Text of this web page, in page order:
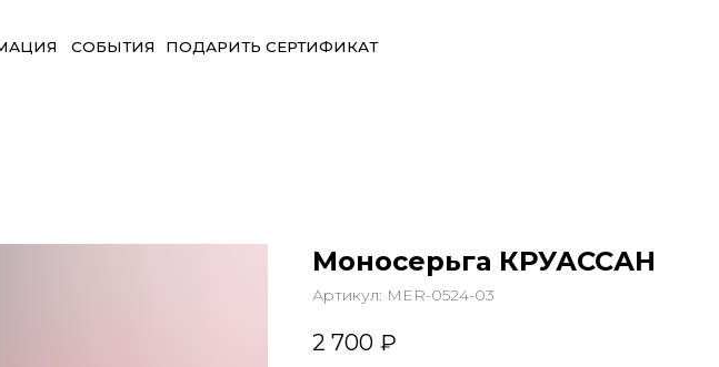
СОБЫТИЯ ПОДАРИТЬ СЕРТИФИКАТ
Моносерьга КРУАССАН
Артикул: MER-0524-03
2 700 ₽